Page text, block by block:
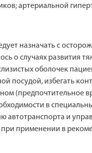
артериальной
назначать с
о случаях развития
оболочек
посудой, избегать
(предпочтительное
в
автотранспорта и
применении в